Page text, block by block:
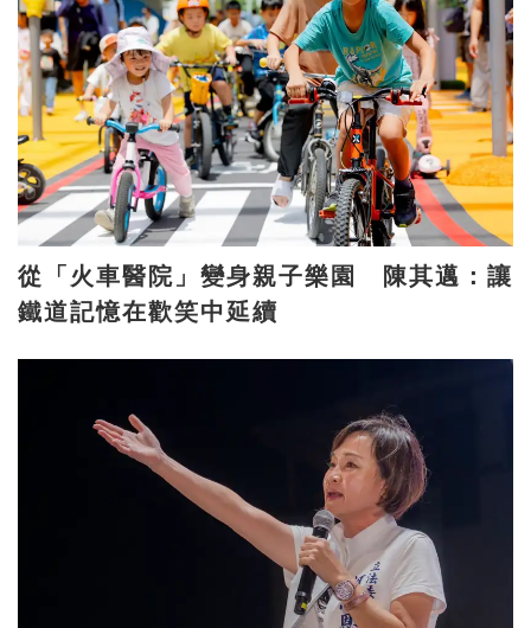
從「火車醫院」變身親子樂園 陳其邁：讓
鐵道記憶在歡笑中延續